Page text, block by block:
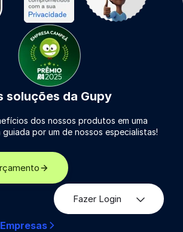
soluções da Gupy
dos nossos produtos em uma
guiada por um de nossos especialistas!
Fazer Login